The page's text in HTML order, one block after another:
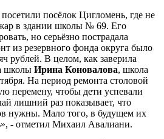
посёлок Цигломень, где не
в здании школы № 69. Его
но серьёзно пострадала
из резервного фонда округа было
рублей. В целом, как заверила
школы Ирина Коновалова, школа
На период ремонта столовой
перемену, чтобы дети успевали
лишний раз показывает, что
нужны. Мало того, в будущем их
- отметил Михаил Авалиани.